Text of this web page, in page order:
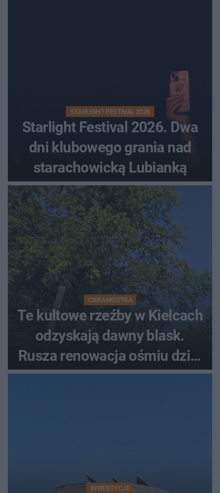
STARLIGHT FESTIVAL 2026
Starlight Festival 2026. Dwa
dni klubowego grania nad
starachowicką Lubianką
CIEKAWOSTKA
Te kultowe rzeźby w Kielcach
odzyskają dawny blask.
Rusza renowacja ośmiu dzieł
z lat 70.
INWESTYCJE